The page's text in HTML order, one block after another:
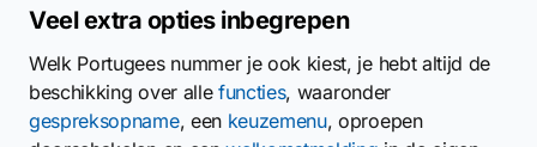
Veel extra opties inbegrepen
Welk Portugees nummer je ook kiest, je hebt altijd de
beschikking over alle functies, waaronder
gespreksopname, een keuzemenu, oproepen